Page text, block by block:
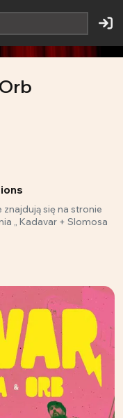
się na stronie
„ Kadavar + Slomosa